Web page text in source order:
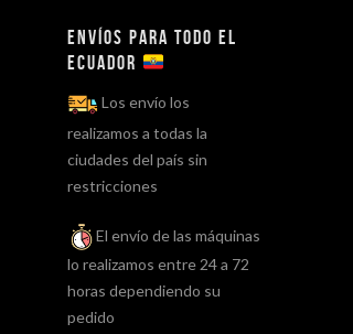
Envíos para todo el
ECUADOR
Los envío los
realizamos a todas la
ciudades del país sin
restricciones
El envío de las máquinas
lo realizamos entre 24 a 72
horas dependiendo su
pedido